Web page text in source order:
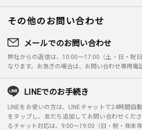
その他のお問い合わせ
メールでのお問い合わせ
弊社からの返信は、10:00～17:00（土・日・祝
なります。お急ぎの場合は、お問い合わせ専用電
LINEでのお手続き
LINEをお使いの方は、LINEチャットで24時間自
をタップし、友だち追加してお問い合わせくだ
るチャット対応は、9:00～19:00（日・祝・年末年